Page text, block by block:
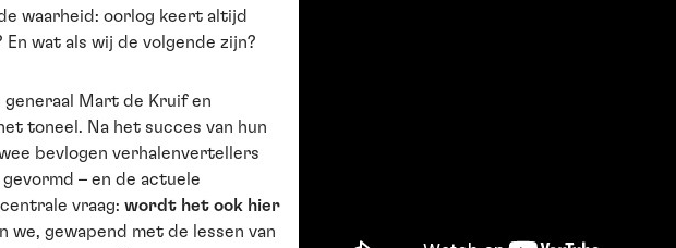
waarheid: oorlog keert altijd
wat als wij de volgende zijn?
Mart de Kruif en
toneel. Na het succes van hun
bevlogen verhalenvertellers
– en de actuele
vraag: wordt het ook hier
we, gewapend met de lessen van